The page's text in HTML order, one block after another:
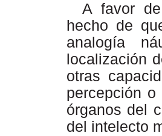
A favor
hecho de
analogía
localización
otras
percepción
órganos del
del intelecto